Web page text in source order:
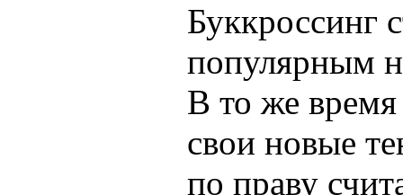
Буккроссинг
популярным
В то же время
свои новые
по праву